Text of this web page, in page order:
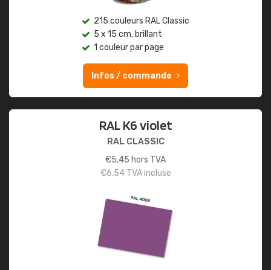
215 couleurs RAL Classic
5 x 15 cm, brillant
1 couleur par page
Infos / commande
RAL K6 violet
RAL CLASSIC
€5,45 hors TVA
€6,54TVA incluse